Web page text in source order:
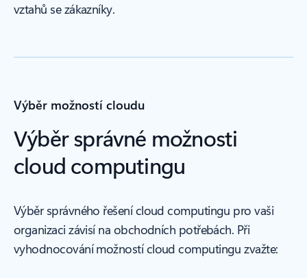
vztahů se zákazníky.
Výběr možností cloudu
Výběr správné možnosti
cloud computingu
Výběr správného řešení cloud computingu pro vaši
organizaci závisí na obchodních potřebách. Při
vyhodnocování možností cloud computingu zvažte: